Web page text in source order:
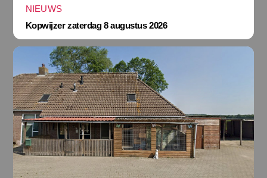
NIEUWS
Kopwijzer zaterdag 8 augustus 2026